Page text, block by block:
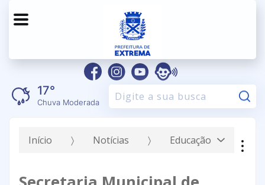
17°
Chuva Moderada
Início Notícias Educação